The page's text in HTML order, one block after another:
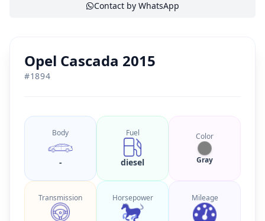
Contact by WhatsApp
Opel Cascada 2015
#1894
Body
-
Fuel
diesel
Color
Gray
Transmission Horsepower Mileage